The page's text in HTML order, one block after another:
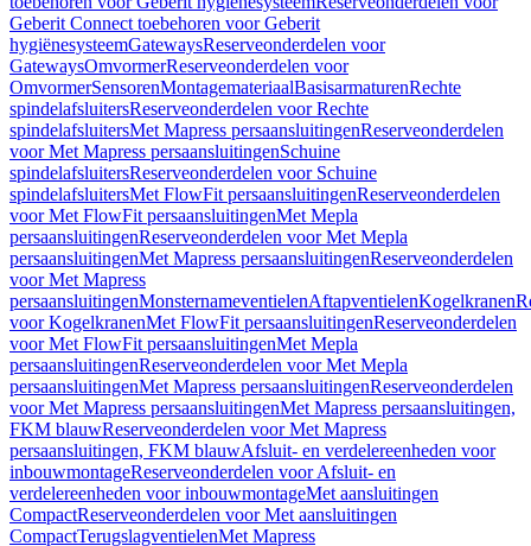
Geberit Connect toebehoren voor Geberit
hygiënesysteemGatewaysReserveonderdelen voor
GatewaysOmvormerReserveonderdelen voor
OmvormerSensorenMontagemateriaalBasisarmaturenRechte
spindelafsluitersReserveonderdelen voor Rechte
spindelafsluitersMet Mapress persaansluitingenReserveonderdelen
voor Met Mapress persaansluitingenSchuine
spindelafsluitersReserveonderdelen voor Schuine
spindelafsluitersMet FlowFit persaansluitingenReserveonderdelen
voor Met FlowFit persaansluitingenMet Mepla
persaansluitingenReserveonderdelen voor Met Mepla
persaansluitingenMet Mapress persaansluitingenReserveonderdelen
voor Met Mapress
persaansluitingenMonsternameventielenAftapventielenKogelkranen
voor KogelkranenMet FlowFit persaansluitingenReserveonderdelen
voor Met FlowFit persaansluitingenMet Mepla
persaansluitingenReserveonderdelen voor Met Mepla
persaansluitingenMet Mapress persaansluitingenReserveonderdelen
voor Met Mapress persaansluitingenMet Mapress persaansluitingen,
FKM blauwReserveonderdelen voor Met Mapress
persaansluitingen, FKM blauwAfsluit- en verdelereenheden voor
inbouwmontageReserveonderdelen voor Afsluit- en
verdelereenheden voor inbouwmontageMet aansluitingen
CompactReserveonderdelen voor Met aansluitingen
CompactTerugslagventielenMet Mapress